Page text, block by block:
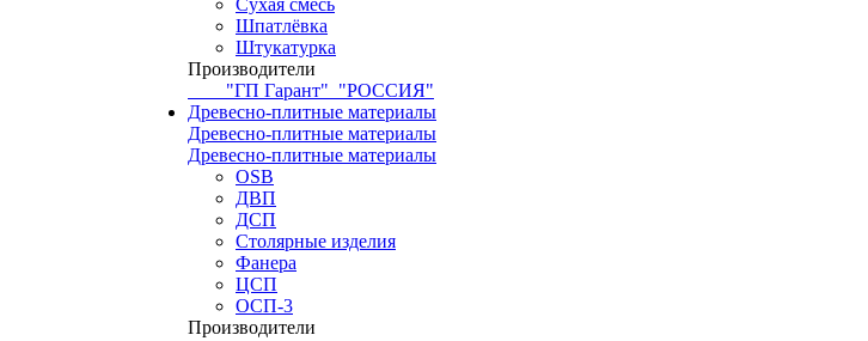
Сухая смесь
Шпатлёвка
Штукатурка
Производители
"ГП Гарант" "РОССИЯ"
Древесно-плитные материалы
Древесно-плитные материалы
Древесно-плитные материалы
OSB
ДВП
ДСП
Столярные изделия
Фанера
ЦСП
ОСП-3
Производители